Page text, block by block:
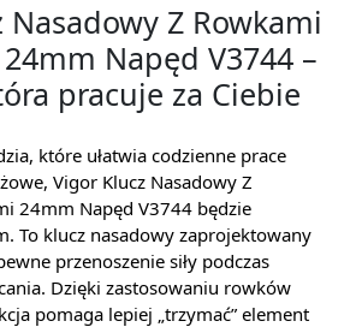
Z Rowkami
Napęd V3744 –
pracuje za Ciebie
które ułatwia codzienne prace
Vigor Klucz Nasadowy Z
24mm Napęd V3744 będzie
To klucz nasadowy zaprojektowany
przenoszenie siły podczas
Dzięki zastosowaniu rowków
pomaga lepiej „trzymać” element